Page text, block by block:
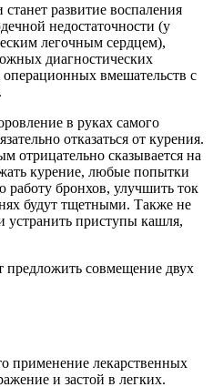
развитие воспаления
недостаточности (у
легочным сердцем),
диагностических
вмешательств с
в руках самого
отказаться от курения.
отрицательно сказывается на
курение, любые попытки
работу бронхов, улучшить ток
будут тщетными. Также не
устранить приступы кашля,
совмещение двух
применение лекарственных
и застой в легких.